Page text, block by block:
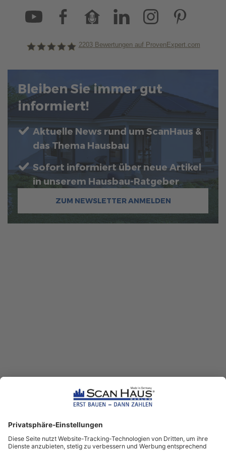
2203Bewertungen auf ProvenExpert.com
Bleiben Sie immer gut
informiert!
Aktuelle News rund um ScanHaus &
das Thema Hausbau
Sofort informiert über neue Artikel
in unserem Hausbau-Ratgeber
ZUM NEWSLETTER ANMELDEN